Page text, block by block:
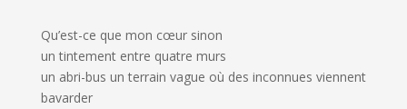
Qu’est-ce que mon cœur sinon
un tintement entre quatre murs
un abri-bus un terrain vague où des inconnues viennent
bavarder